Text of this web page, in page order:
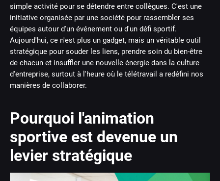
simple activité pour se détendre entre collègues. C'est une
initiative organisée par une société pour rassembler ses
équipes autour d'un événement ou d'un défi sportif.
Aujourd'hui, ce n'est plus un gadget, mais un véritable outil
stratégique pour souder les liens, prendre soin du bien-être
de chacun et insuffler une nouvelle énergie dans la culture
d'entreprise, surtout à l'heure où le télétravail a redéfini nos
manières de collaborer.
Pourquoi l'animation
sportive est devenue un
levier stratégique